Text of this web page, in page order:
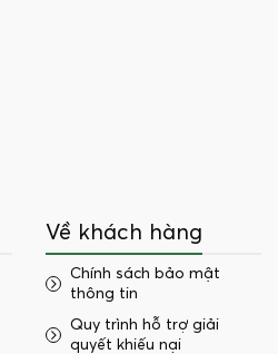
Về khách hàng
Chính sách bảo mật
thông tin
Quy trình hỗ trợ giải
quyết khiếu nại